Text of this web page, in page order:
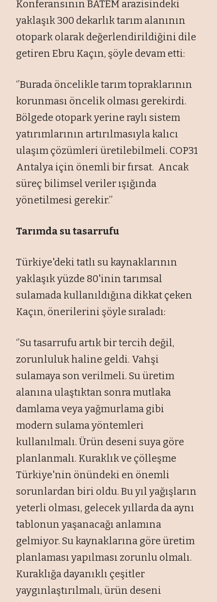
Konferansının BATEM arazisindeki
yaklaşık 300 dekarlık tarım alanının
otopark olarak değerlendirildiğini dile
getiren Ebru Kaçın, şöyle devam etti:
‘’Burada öncelikle tarım topraklarının
korunması öncelik olması gerekirdi.
Bölgede otopark yerine raylı sistem
yatırımlarının artırılmasıyla kalıcı
ulaşım çözümleri üretilebilmeli. COP31
Antalya için önemli bir fırsat. Ancak
süreç bilimsel veriler ışığında
yönetilmesi gerekir.’’
Tarımda su tasarrufu
Türkiye'deki tatlı su kaynaklarının
yaklaşık yüzde 80'inin tarımsal
sulamada kullanıldığına dikkat çeken
Kaçın, önerilerini şöyle sıraladı:
‘’Su tasarrufu artık bir tercih değil,
zorunluluk haline geldi. Vahşi
sulamaya son verilmeli. Su üretim
alanına ulaştıktan sonra mutlaka
damlama veya yağmurlama gibi
modern sulama yöntemleri
kullanılmalı. Ürün deseni suya göre
planlanmalı. Kuraklık ve çölleşme
Türkiye'nin önündeki en önemli
sorunlardan biri oldu. Bu yıl yağışların
yeterli olması, gelecek yıllarda da aynı
tablonun yaşanacağı anlamına
gelmiyor. Su kaynaklarına göre üretim
planlaması yapılması zorunlu olmalı.
Kuraklığa dayanıklı çeşitler
yaygınlaştırılmalı, ürün deseni